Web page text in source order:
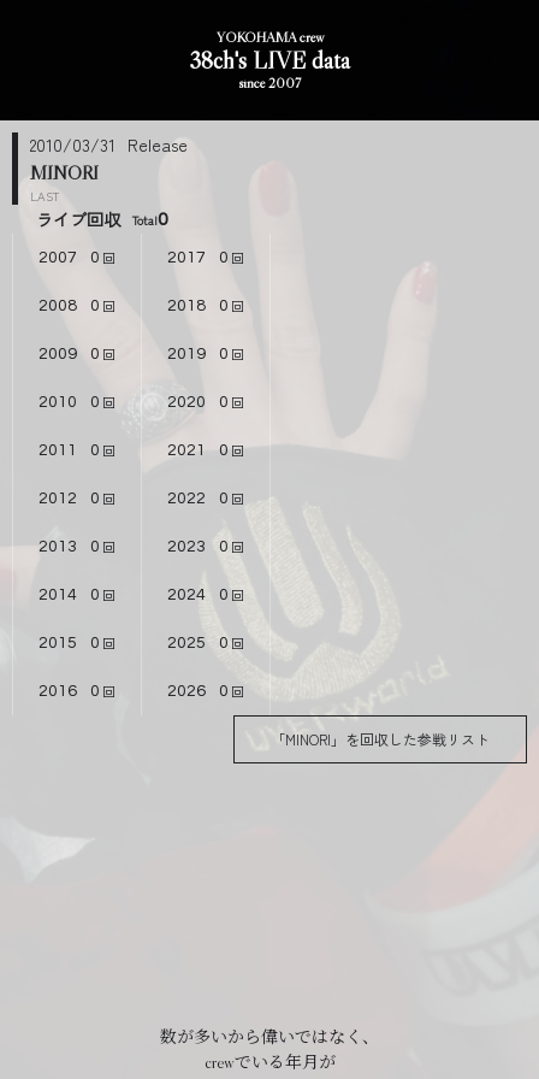
YOKOHAMA crew
38ch's LIVE data
since 2007
2010/03/31
MINORI
LAST
ライブ回収 0
2007 0
2008 0
2009 0
2010 0
2011 0
2012 0
2013 0
2014 0
2015 0
2016 0
2017 0
2018 0
2019 0
2020 0
2021 0
2022 0
2023 0
2024 0
2025 0
2026 0
「MINORI」を回収した参戦リスト
数が多いから偉いではなく、
crewでいる年月が